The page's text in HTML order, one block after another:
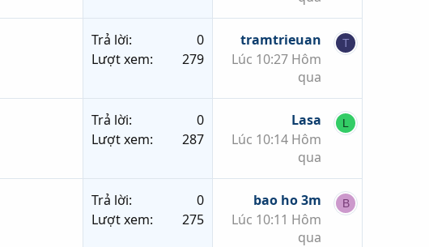
Trả lời
0
Lượt xem
279
tramtrieuan
Lúc 10:27 Hôm
qua
T
Trả lời
0
Lượt xem
287
Lasa
Lúc 10:14 Hôm
qua
L
Trả lời
0
Lượt xem
275
bao ho 3m
Lúc 10:11 Hôm
qua
B